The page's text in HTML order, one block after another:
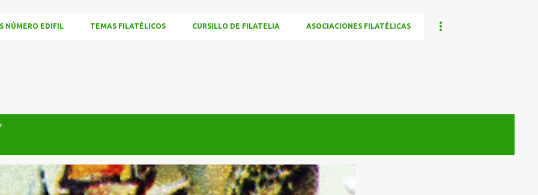
NÚMERO EDIFIL TEMAS FILATÉLICOS CURSILLO DE FILATELIA ASOCIACIONES FILATÉLICAS